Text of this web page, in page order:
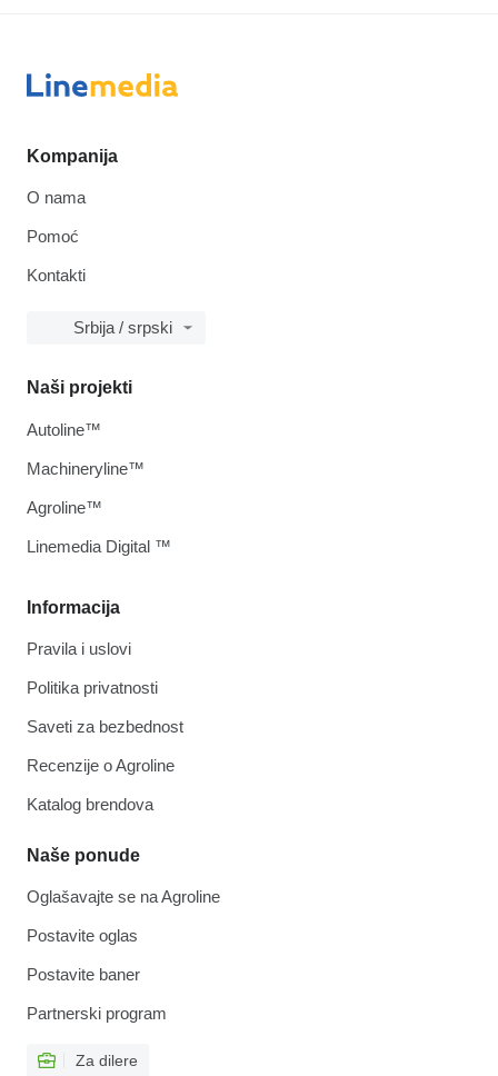
Kompanija
O nama
Pomoć
Kontakti
Srbija / srpski
Informacija
Pravila i uslovi
Politika privatnosti
Saveti za bezbednost
Recenzije o Agroline
Katalog brendova
Naše ponude
Oglašavajte se na Agroline
Postavite oglas
Postavite baner
Partnerski program
Za dilere
Naši projekti
Autoline™
Machineryline™
Agroline™
Linemedia Digital ™